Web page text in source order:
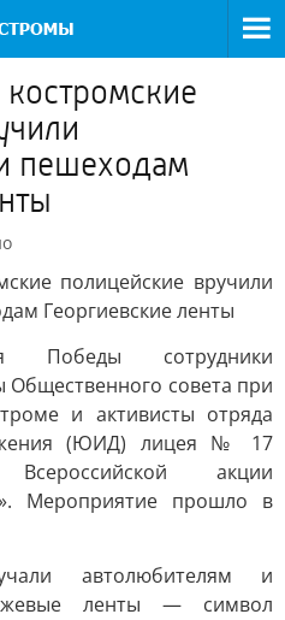
пешеходам
полицейские вручили
Георгиевские ленты
сотрудники
Общественного совета при
и активисты отряда
(ЮИД) лицея № 17
акции
Мероприятие прошло в
автолюбителям и
ленты — символ